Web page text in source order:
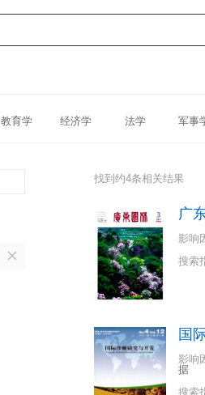
教育学 经济学 法学 军事
找到约4条相关结果
广
影响
搜索
国
影响
据
搜索